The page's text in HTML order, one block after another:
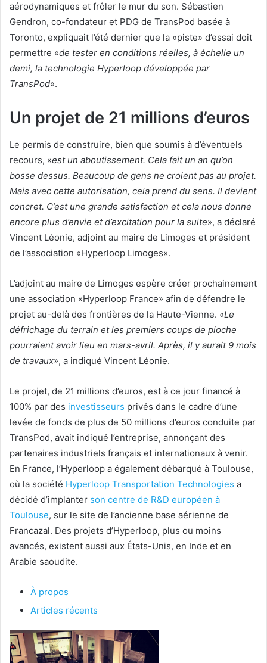
aérodynamiques et frôler le mur du son. Sébastien
Gendron, co-fondateur et PDG de TransPod basée à
Toronto, expliquait l’été dernier que la «piste» d’essai doit
permettre «de tester en conditions réelles, à échelle un
demi, la technologie Hyperloop développée par
TransPod».
Un projet de 21 millions d’euros
Le permis de construire, bien que soumis à d’éventuels
recours, «est un aboutissement. Cela fait un an qu’on
bosse dessus. Beaucoup de gens ne croient pas au projet.
Mais avec cette autorisation, cela prend du sens. Il devient
concret. C’est une grande satisfaction et cela nous donne
encore plus d’envie et d’excitation pour la suite», a déclaré
Vincent Léonie, adjoint au maire de Limoges et président
de l’association «Hyperloop Limoges».
L’adjoint au maire de Limoges espère créer prochainement
une association «Hyperloop France» afin de défendre le
projet au-delà des frontières de la Haute-Vienne. «Le
défrichage du terrain et les premiers coups de pioche
pourraient avoir lieu en mars-avril. Après, il y aurait 9 mois
de travaux», a indiqué Vincent Léonie.
Le projet, de 21 millions d’euros, est à ce jour financé à
100% par des investisseurs privés dans le cadre d’une
levée de fonds de plus de 50 millions d’euros conduite par
TransPod, avait indiqué l’entreprise, annonçant des
partenaires industriels français et internationaux à venir.
En France, l’Hyperloop a également débarqué à Toulouse,
où la société Hyperloop Transportation Technologies a
décidé d’implanter son centre de R&D européen à
Toulouse, sur le site de l’ancienne base aérienne de
Francazal. Des projets d’Hyperloop, plus ou moins
avancés, existent aussi aux États-Unis, en Inde et en
Arabie saoudite.
À propos
Articles récents